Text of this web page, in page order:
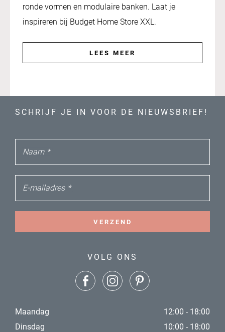
ronde vormen en modulaire banken. Laat je
inspireren bij Budget Home Store XXL.
LEES MEER
SCHRIJF JE IN VOOR DE NIEUWSBRIEF!
Naam *
E-mailadres *
VERZEND
VOLG ONS
Maandag
12:00 - 18:00
Dinsdag
10:00 - 18:00